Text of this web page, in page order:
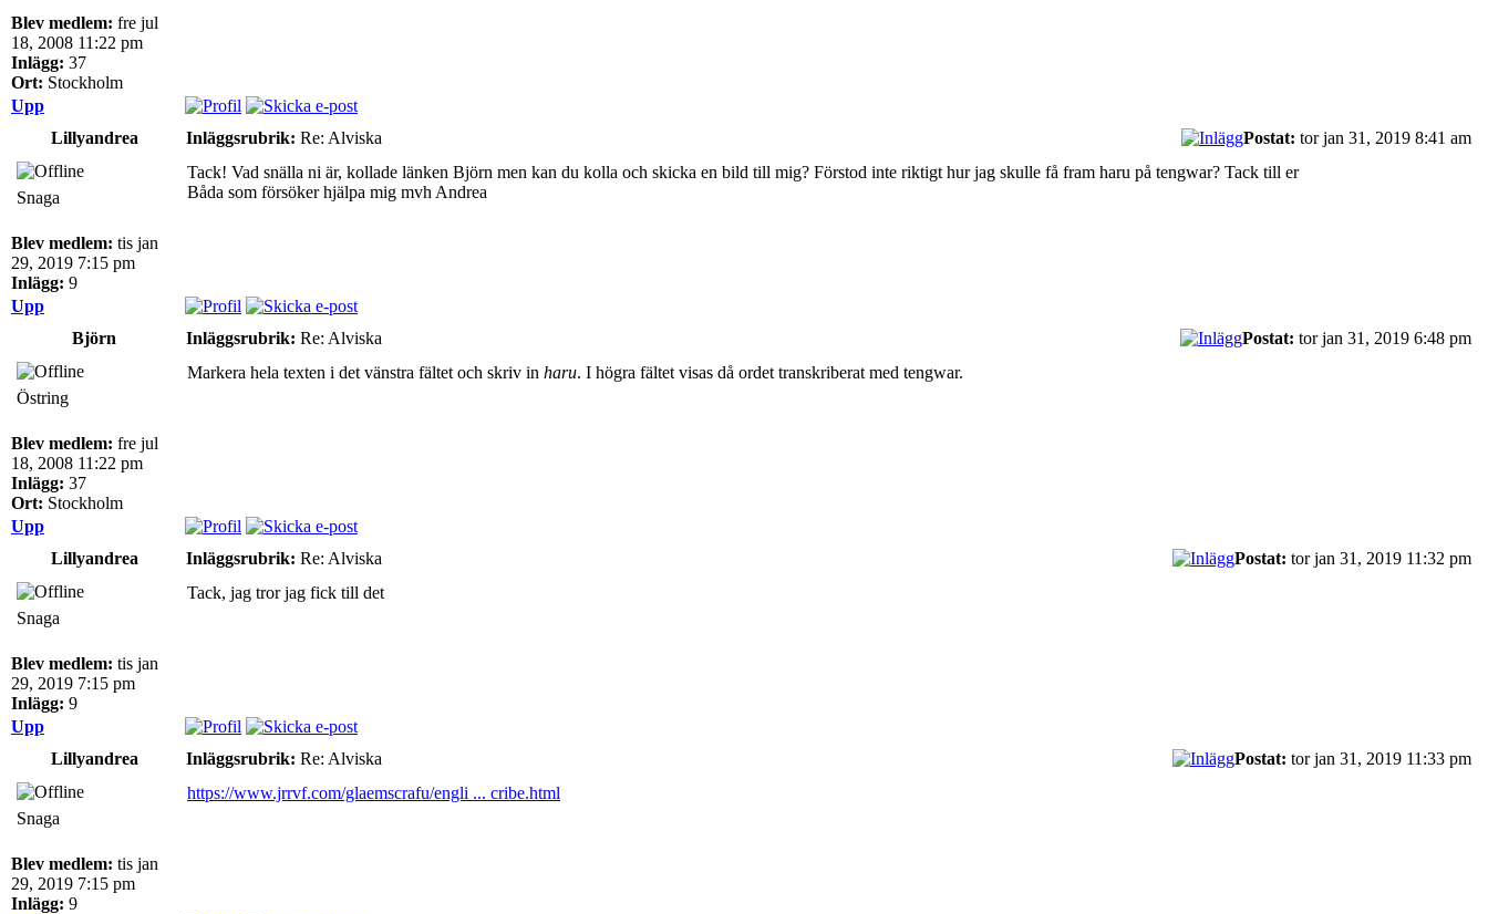
Blev medlem: fre jul
18, 2008 11:22 pm
Inlägg: 37
Ort: Stockholm
Upp
Lillyandrea
Inläggsrubrik: Re: Alviska Postat: tor jan 31, 2019 8:41 am
Snaga
Blev medlem: tis jan
29, 2019 7:15 pm
Inlägg: 9
Tack! Vad snälla ni är, kollade länken Björn men kan du kolla och skicka en bild till mig? Förstod inte riktigt hur jag skulle få fram haru på tengwar? Tack till er
Båda som försöker hjälpa mig mvh Andrea
Upp
Björn
Inläggsrubrik: Re: Alviska Postat: tor jan 31, 2019 6:48 pm
Östring
Blev medlem: fre jul
18, 2008 11:22 pm
Inlägg: 37
Ort: Stockholm
Markera hela texten i det vänstra fältet och skriv in haru. I högra fältet visas då ordet transkriberat med tengwar.
Upp
Lillyandrea
Inläggsrubrik: Re: Alviska Postat: tor jan 31, 2019 11:32 pm
Snaga
Blev medlem: tis jan
29, 2019 7:15 pm
Inlägg: 9
Tack, jag tror jag fick till det
Upp
Lillyandrea
Inläggsrubrik: Re: Alviska Postat: tor jan 31, 2019 11:33 pm
Snaga
Blev medlem: tis jan
29, 2019 7:15 pm
Inlägg: 9
https://www.jrrvf.com/glaemscrafu/engli ... cribe.html